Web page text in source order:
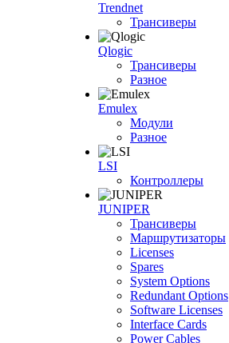
Trendnet
Трансиверы
Qlogic
Трансиверы
Разное
Emulex
Модули
Разное
LSI
Контроллеры
JUNIPER
Трансиверы
Маршрутизаторы
Licenses
Spares
System Options
Redundant Options
Software Licenses
Interface Cards
Power Cables